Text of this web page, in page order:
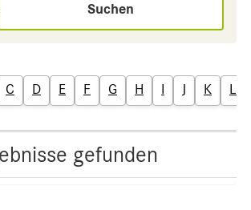
Suchen
C D E F G H I J K L
gefunden